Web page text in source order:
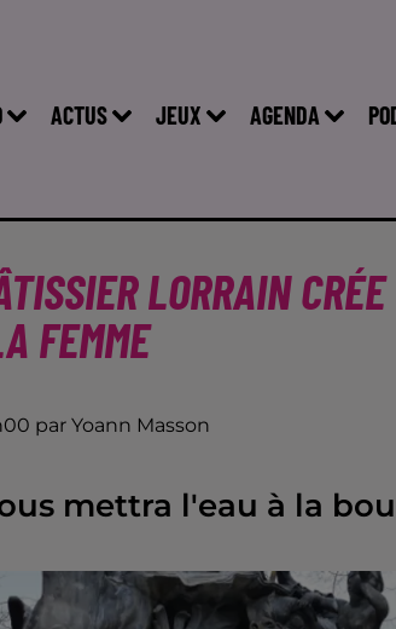
ACTUS JEUX AGENDA
LORRAIN
FEMME
par Yoann Masson
mettra l'eau à la